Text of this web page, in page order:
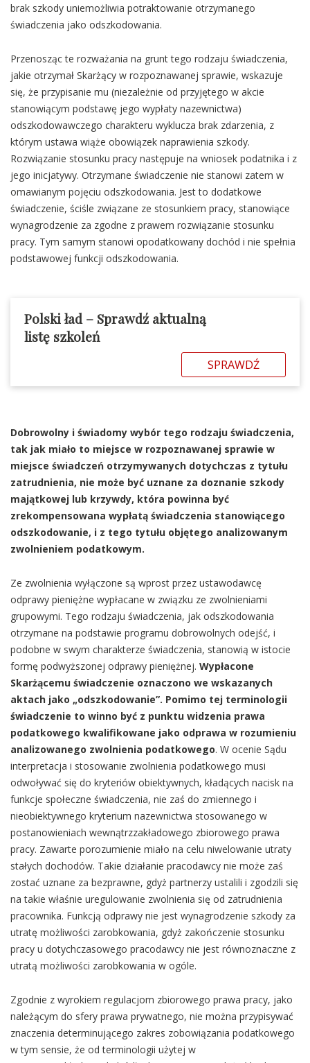
brak szkody uniemożliwia potraktowanie otrzymanego
świadczenia jako odszkodowania.
Przenosząc te rozważania na grunt tego rodzaju świadczenia,
jakie otrzymał Skarżący w rozpoznawanej sprawie, wskazuje
się, że przypisanie mu (niezależnie od przyjętego w akcie
stanowiącym podstawę jego wypłaty nazewnictwa)
odszkodowawczego charakteru wyklucza brak zdarzenia, z
którym ustawa wiąże obowiązek naprawienia szkody.
Rozwiązanie stosunku pracy następuje na wniosek podatnika i z
jego inicjatywy. Otrzymane świadczenie nie stanowi zatem w
omawianym pojęciu odszkodowania. Jest to dodatkowe
świadczenie, ściśle związane ze stosunkiem pracy, stanowiące
wynagrodzenie za zgodne z prawem rozwiązanie stosunku
pracy. Tym samym stanowi opodatkowany dochód i nie spełnia
podstawowej funkcji odszkodowania.
Polski ład – Sprawdź aktualną
listę szkoleń
SPRAWDŹ
Dobrowolny i świadomy wybór tego rodzaju świadczenia,
tak jak miało to miejsce w rozpoznawanej sprawie w
miejsce świadczeń otrzymywanych dotychczas z tytułu
zatrudnienia, nie może być uznane za doznanie szkody
majątkowej lub krzywdy, która powinna być
zrekompensowana wypłatą świadczenia stanowiącego
odszkodowanie, i z tego tytułu objętego analizowanym
zwolnieniem podatkowym.
Ze zwolnienia wyłączone są wprost przez ustawodawcę
odprawy pieniężne wypłacane w związku ze zwolnieniami
grupowymi. Tego rodzaju świadczenia, jak odszkodowania
otrzymane na podstawie programu dobrowolnych odejść, i
podobne w swym charakterze świadczenia, stanowią w istocie
formę podwyższonej odprawy pieniężnej. Wypłacone
Skarżącemu świadczenie oznaczono we wskazanych
aktach jako „odszkodowanie”. Pomimo tej terminologii
świadczenie to winno być z punktu widzenia prawa
podatkowego kwalifikowane jako odprawa w rozumieniu
analizowanego zwolnienia podatkowego. W ocenie Sądu
interpretacja i stosowanie zwolnienia podatkowego musi
odwoływać się do kryteriów obiektywnych, kładących nacisk na
funkcje społeczne świadczenia, nie zaś do zmiennego i
nieobiektywnego kryterium nazewnictwa stosowanego w
postanowieniach wewnątrzzakładowego zbiorowego prawa
pracy. Zawarte porozumienie miało na celu niwelowanie utraty
stałych dochodów. Takie działanie pracodawcy nie może zaś
zostać uznane za bezprawne, gdyż partnerzy ustalili i zgodzili się
na takie właśnie uregulowanie zwolnienia się od zatrudnienia
pracownika. Funkcją odprawy nie jest wynagrodzenie szkody za
utratę możliwości zarobkowania, gdyż zakończenie stosunku
pracy u dotychczasowego pracodawcy nie jest równoznaczne z
utratą możliwości zarobkowania w ogóle.
Zgodnie z wyrokiem regulacjom zbiorowego prawa pracy, jako
należącym do sfery prawa prywatnego, nie można przypisywać
znaczenia determinującego zakres zobowiązania podatkowego
w tym sensie, że od terminologii użytej w